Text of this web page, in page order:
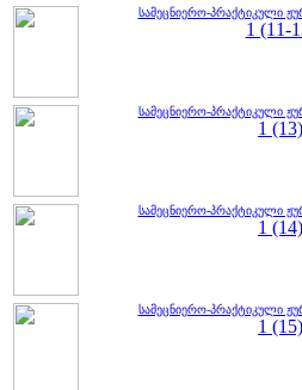
სამეცნიერო-პრაქტიკული
1 (11-
სამეცნიერო-პრაქტიკული
1 (13)
სამეცნიერო-პრაქტიკული
1 (14)
სამეცნიერო-პრაქტიკული
1 (15)